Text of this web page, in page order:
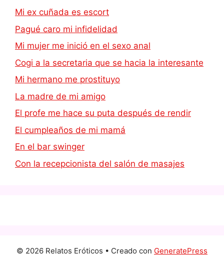
Mi ex cuñada es escort
Pagué caro mi infidelidad
Mi mujer me inició en el sexo anal
Cogi a la secretaria que se hacia la interesante
Mi hermano me prostituyo
La madre de mi amigo
El profe me hace su puta después de rendir
El cumpleaños de mi mamá
En el bar swinger
Con la recepcionista del salón de masajes
© 2026 Relatos Eróticos • Creado con GeneratePress